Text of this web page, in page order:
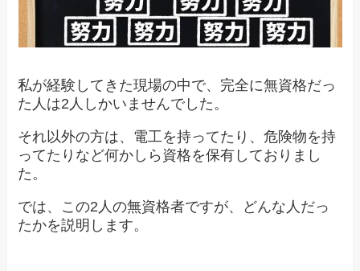
私が経験してきた現場の中で、完全に無資格だっ
た人は2人しかいませんでした。
それ以外の方は、電工を持ってたり、危険物を持
ってたりなど何かしら資格を保有しておりまし
た。
では、この2人の無資格者ですが、どんな人だっ
たかを説明します。